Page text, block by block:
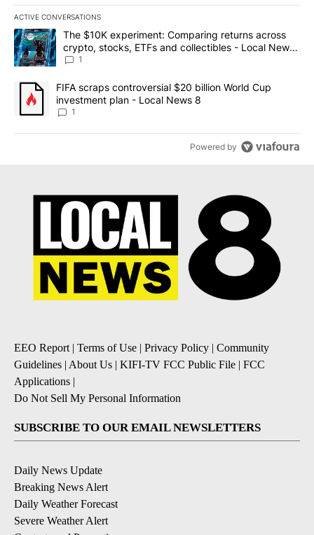
ACTIVE CONVERSATIONS
The following is a list of the most commented articles in the last
A trending article titled "The $10K experiment: Comparing
The $10K experiment: Comparing returns across
crypto, stocks, ETFs and collectibles - Local News
8
1
A trending article titled "FIFA scraps controversial $20 billion
FIFA scraps controversial $20 billion World Cup
investment plan - Local News 8
1
Powered by
EEO Report| Terms of Use | Privacy Policy | Community
Guidelines | About Us | KIFI-TV FCC Public File | FCC
Applications |
Do Not Sell My Personal Information
SUBSCRIBE TO OUR EMAIL NEWSLETTERS
Daily News Update
Breaking News Alert
Daily Weather Forecast
Severe Weather Alert